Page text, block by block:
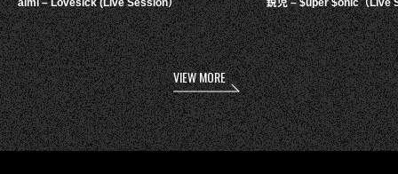
aimi – Lovesick (Live Session） 鋭児 – $uper $onic（Live
VIEW MORE